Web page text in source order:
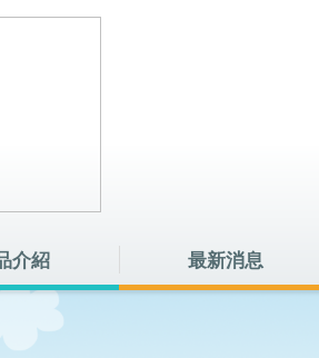
介紹 最新消息